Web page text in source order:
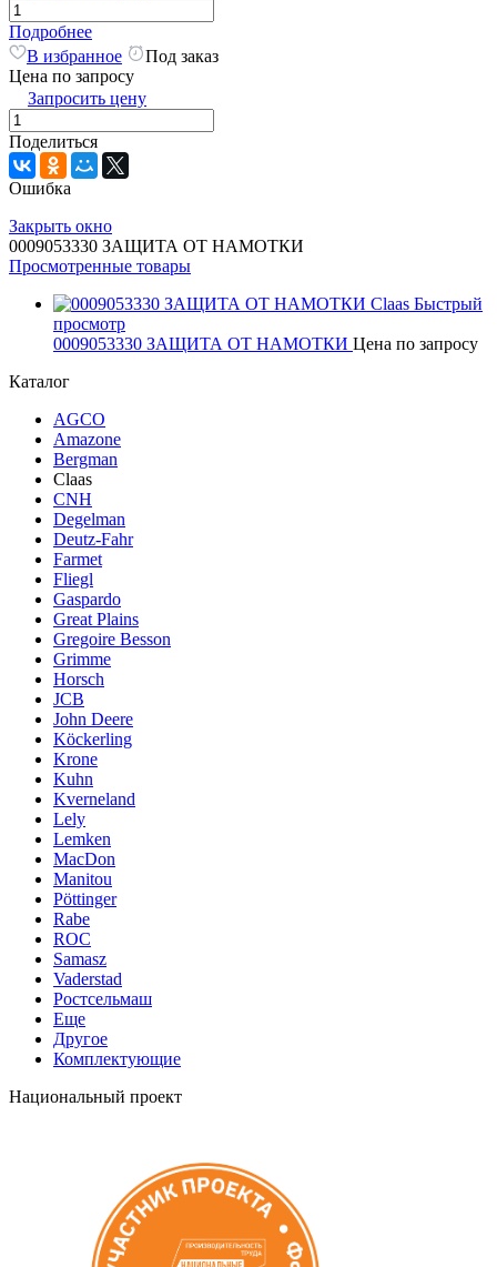
Подробнее
В избранное
Под заказ
Цена по запросу
Запросить цену
Поделиться
Ошибка
Закрыть окно
0009053330 ЗАЩИТА ОТ НАМОТКИ
Просмотренные товары
Быстрый
просмотр
0009053330 ЗАЩИТА ОТ НАМОТКИ Цена по запросу
Каталог
AGCO
Amazone
Bergman
Claas
CNH
Degelman
Deutz-Fahr
Farmet
Fliegl
Gaspardo
Great Plains
Gregoire Besson
Grimme
Horsch
JCB
John Deere
Köckerling
Krone
Kuhn
Kverneland
Lely
Lemken
MacDon
Manitou
Pöttinger
Rabe
ROC
Samasz
Vaderstad
Ростсельмаш
Еще
Другое
Комплектующие
Национальный проект